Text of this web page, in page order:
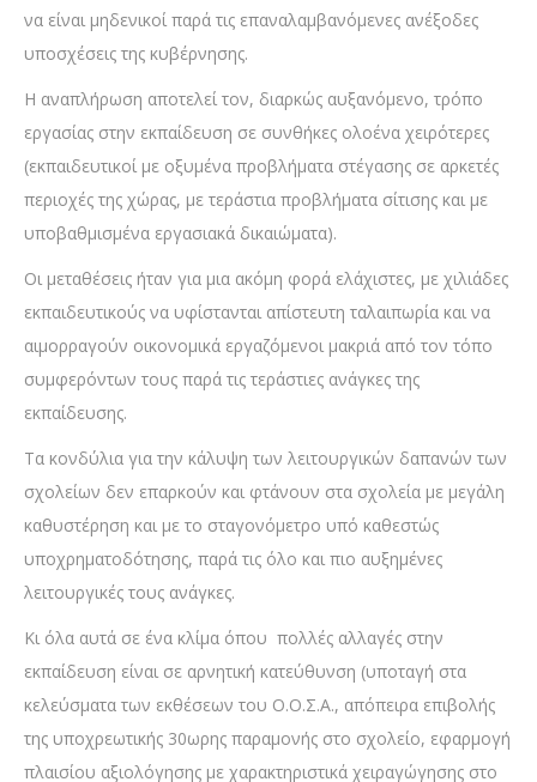
να είναι μηδενικοί παρά τις επαναλαμβανόμενες ανέξοδες
υποσχέσεις της κυβέρνησης.
Η αναπλήρωση αποτελεί τον, διαρκώς αυξανόμενο, τρόπο
εργασίας στην εκπαίδευση σε συνθήκες ολοένα χειρότερες
(εκπαιδευτικοί με οξυμένα προβλήματα στέγασης σε αρκετές
περιοχές της χώρας, με τεράστια προβλήματα σίτισης και με
υποβαθμισμένα εργασιακά δικαιώματα).
Οι μεταθέσεις ήταν για μια ακόμη φορά ελάχιστες, με χιλιάδες
εκπαιδευτικούς να υφίστανται απίστευτη ταλαιπωρία και να
αιμορραγούν οικονομικά εργαζόμενοι μακριά από τον τόπο
συμφερόντων τους παρά τις τεράστιες ανάγκες της
εκπαίδευσης.
Τα κονδύλια για την κάλυψη των λειτουργικών δαπανών των
σχολείων δεν επαρκούν και φτάνουν στα σχολεία με μεγάλη
καθυστέρηση και με το σταγονόμετρο υπό καθεστώς
υποχρηματοδότησης, παρά τις όλο και πιο αυξημένες
λειτουργικές τους ανάγκες.
Κι όλα αυτά σε ένα κλίμα όπου πολλές αλλαγές στην
εκπαίδευση είναι σε αρνητική κατεύθυνση (υποταγή στα
κελεύσματα των εκθέσεων του Ο.Ο.Σ.Α., απόπειρα επιβολής
της υποχρεωτικής 30ωρης παραμονής στο σχολείο, εφαρμογή
πλαισίου αξιολόγησης με χαρακτηριστικά χειραγώγησης στο